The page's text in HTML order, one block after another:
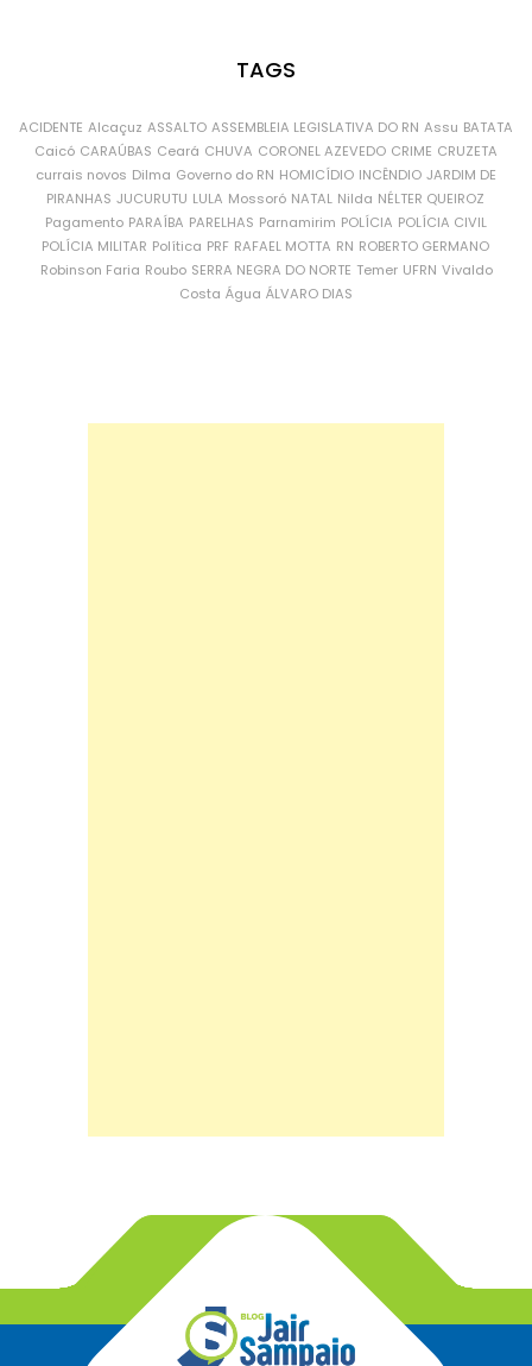
TAGS
ACIDENTE Alcaçuz ASSALTO ASSEMBLEIA LEGISLATIVA DO RN Assu BATATA
Caicó CARAÚBAS Ceará CHUVA CORONEL AZEVEDO CRIME CRUZETA
currais novos Dilma Governo do RN HOMICÍDIO INCÊNDIO JARDIM DE
PIRANHAS JUCURUTU LULA Mossoró NATAL Nilda NÉLTER QUEIROZ
Pagamento PARAÍBA PARELHAS Parnamirim POLÍCIA POLÍCIA CIVIL
POLÍCIA MILITAR Política PRF RAFAEL MOTTA RN ROBERTO GERMANO
Robinson Faria Roubo SERRA NEGRA DO NORTE Temer UFRN Vivaldo
Costa Água ÁLVARO DIAS